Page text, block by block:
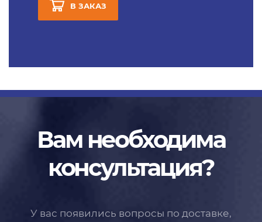
В ЗАКАЗ
Вам необходима
консультация?
У вас появились вопросы по доставке,